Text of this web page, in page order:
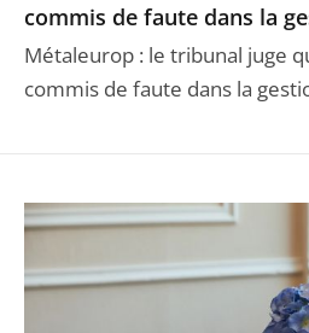
commis de faute dans la
Métaleurop : le tribunal juge
commis de faute dans la